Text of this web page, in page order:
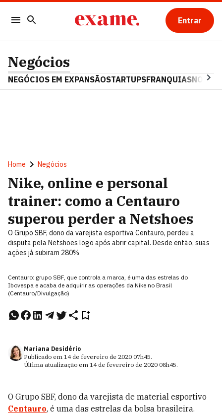
Entrar
Negócios
NEGÓCIOS EM EXPANSÃOSTARTUPSFRANQUIAS
Home Negócios
Nike, online e personal
trainer: como a Centauro
superou perder a Netshoes
O Grupo SBF, dono da varejista esportiva Centauro, perdeu a
disputa pela Netshoes logo após abrir capital. Desde então, suas
ações já subiram 280%
Centauro: grupo SBF, que controla a marca, é uma das estrelas do
Ibovespa e acaba de adquirir as operações da Nike no Brasil
(Centauro/Divulgação)
Mariana Desidério
Publicado em 14 de fevereiro de 2020 07h45.
Última atualização em 14 de fevereiro de 2020 08h45.
O Grupo SBF, dono da varejista de material esportivo
Centauro, é uma das estrelas da bolsa brasileira.